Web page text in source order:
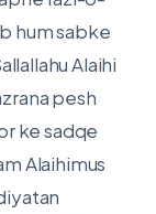
hum sabke
Alaihi
pesh
ke sadqe
Alaihimus